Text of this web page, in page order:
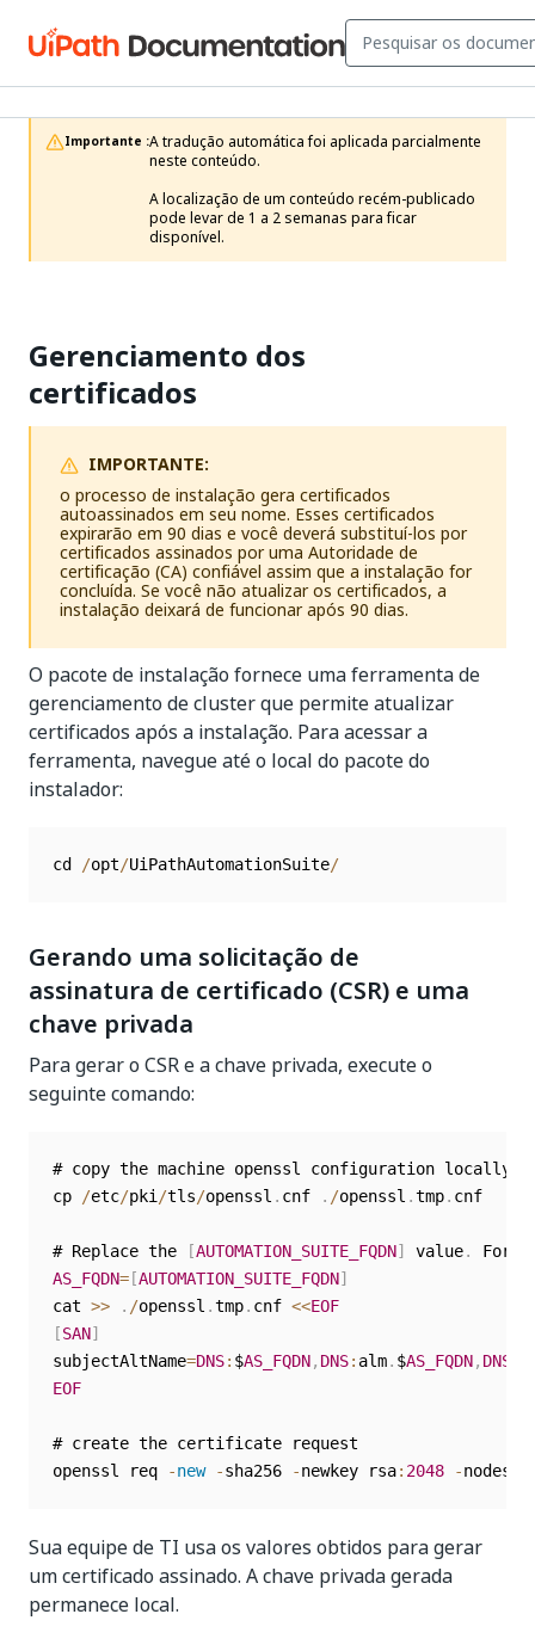
Importante :A tradução automática foi aplicada parcialmente
neste conteúdo.
A localização de um conteúdo recém-publicado
pode levar de 1 a 2 semanas para ficar
disponível.
Gerenciamento dos
certificados
IMPORTANTE:
o processo de instalação gera certificados
autoassinados em seu nome. Esses certificados
expirarão em 90 dias e você deverá substituí-los por
certificados assinados por uma Autoridade de
certificação (CA) confiável assim que a instalação for
concluída. Se você não atualizar os certificados, a
instalação deixará de funcionar após 90 dias.
O pacote de instalação fornece uma ferramenta de
gerenciamento de cluster que permite atualizar
certificados após a instalação. Para acessar a
ferramenta, navegue até o local do pacote do
instalador:
cd /opt/UiPathAutomationSuite/
Gerando uma solicitação de
assinatura de certificado (CSR) e uma
chave privada
Para gerar o CSR e a chave privada, execute o
seguinte comando:
# copy the machine openssl configuration locally
cp
/etc/pki /tls/openssl . cnf . /openssl .tmp. cnf
# Replace the [AUTOMATION_SUITE_FQDN] value.
For
AS_FQDN= [AUTOMATION_SUITE_FQDN]
cat >> . /openssl .tmp. cnf <<EOF
[SAN]
subjectAltName=DNS: $AS_FQDN, DNS: alm. $AS_FQDN, DNS
EOF
# create the certificate request
openssl req
-new -sha256 -newkey rsa: 2048 -nodes
Sua equipe de TI usa os valores obtidos para gerar
um certificado assinado. A chave privada gerada
permanece local.